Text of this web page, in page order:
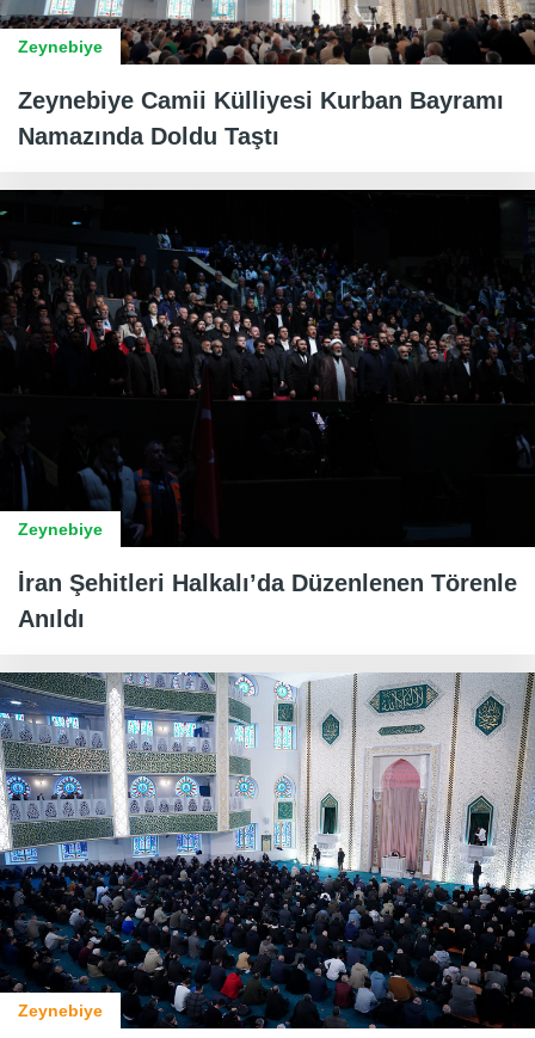
Zeynebiye
Zeynebiye Camii Külliyesi Kurban Bayramı
Namazında Doldu Taştı
Zeynebiye
İran Şehitleri Halkalı’da Düzenlenen Törenle
Anıldı
Zeynebiye